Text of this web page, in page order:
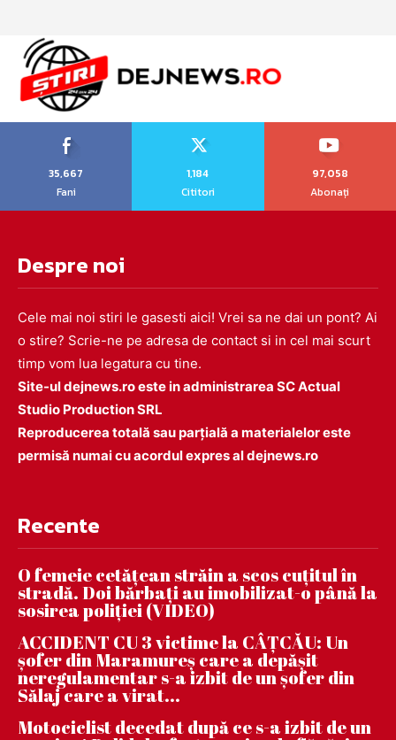
35,667
Fani
1,184
Cititori
97,058
Abonați
Despre noi
Cele mai noi stiri le gasesti aici! Vrei sa ne dai un pont? Ai
o stire? Scrie-ne pe adresa de contact si in cel mai scurt
timp vom lua legatura cu tine.
Site-ul dejnews.ro este in administrarea SC Actual
Studio Production SRL
Reproducerea totală sau parțială a materialelor este
permisă numai cu acordul expres al dejnews.ro
Recente
O femeie cetățean străin a scos cuțitul în
stradă. Doi bărbați au imobilizat-o până la
sosirea poliției (VIDEO)
ACCIDENT CU 3 victime la CÂȚCĂU: Un
șofer din Maramureș care a depășit
neregulamentar s-a izbit de un șofer din
Sălaj care a virat...
Motociclist decedat după ce s-a izbit de un